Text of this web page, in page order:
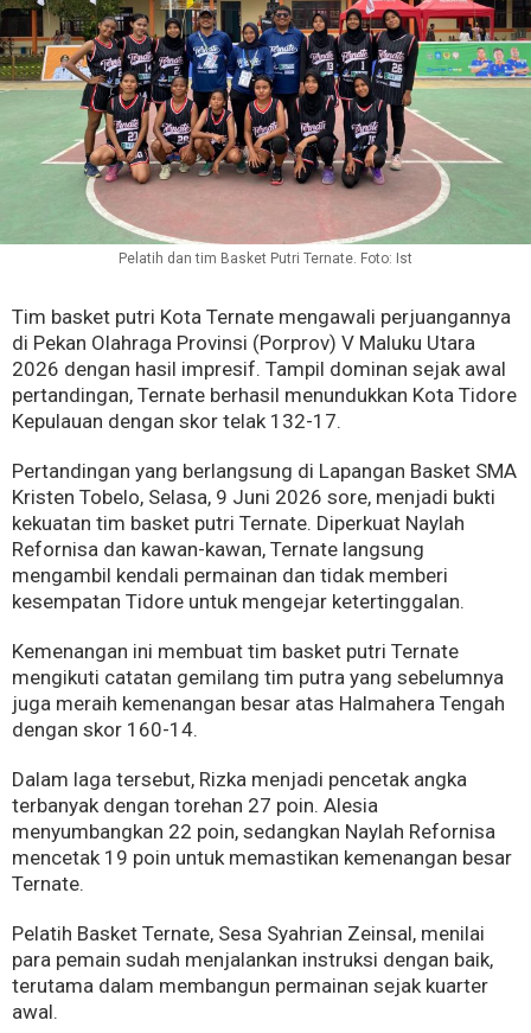
Pelatih dan tim Basket Putri Ternate. Foto: Ist
Tim basket putri Kota Ternate mengawali perjuangannya
di Pekan Olahraga Provinsi (Porprov) V Maluku Utara
2026 dengan hasil impresif. Tampil dominan sejak awal
pertandingan, Ternate berhasil menundukkan Kota Tidore
Kepulauan dengan skor telak 132-17.
Pertandingan yang berlangsung di Lapangan Basket SMA
Kristen Tobelo, Selasa, 9 Juni 2026 sore, menjadi bukti
kekuatan tim basket putri Ternate. Diperkuat Naylah
Refornisa dan kawan-kawan, Ternate langsung
mengambil kendali permainan dan tidak memberi
kesempatan Tidore untuk mengejar ketertinggalan.
Kemenangan ini membuat tim basket putri Ternate
mengikuti catatan gemilang tim putra yang sebelumnya
juga meraih kemenangan besar atas Halmahera Tengah
dengan skor 160-14.
Dalam laga tersebut, Rizka menjadi pencetak angka
terbanyak dengan torehan 27 poin. Alesia
menyumbangkan 22 poin, sedangkan Naylah Refornisa
mencetak 19 poin untuk memastikan kemenangan besar
Ternate.
Pelatih Basket Ternate, Sesa Syahrian Zeinsal, menilai
para pemain sudah menjalankan instruksi dengan baik,
terutama dalam membangun permainan sejak kuarter
awal.